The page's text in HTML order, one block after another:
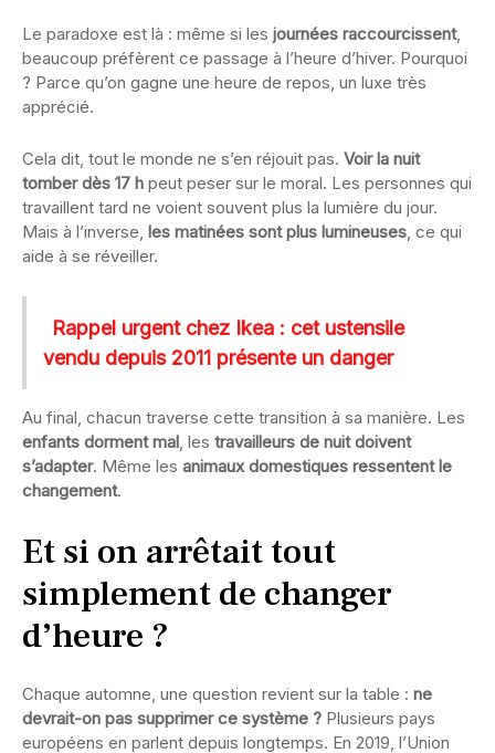
Le paradoxe est là : même si les journées raccourcissent,
beaucoup préfèrent ce passage à l’heure d’hiver. Pourquoi
? Parce qu’on gagne une heure de repos, un luxe très
apprécié.
Cela dit, tout le monde ne s’en réjouit pas. Voir la nuit
tomber dès 17 h peut peser sur le moral. Les personnes qui
travaillent tard ne voient souvent plus la lumière du jour.
Mais à l’inverse, les matinées sont plus lumineuses , ce qui
aide à se réveiller.
Rappel urgent chez Ikea : cet ustensile
vendu depuis 2011 présente un danger
Au final, chacun traverse cette transition à sa manière. Les
enfants dorment mal , les travailleurs de nuit doivent
s’adapter. Même les animaux domestiques ressentent le
changement.
Et si on arrêtait tout
simplement de changer
d’heure ?
Chaque automne, une question revient sur la table : ne
devrait-on pas supprimer ce système ? Plusieurs pays
européens en parlent depuis longtemps. En 2019, l’Union